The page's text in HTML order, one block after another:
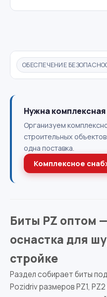
ОБЕСПЕЧЕНИЕ
Нужна
Организуем
строительных
одна поставка.
Комплексное
Биты PZ оптом
оснастка для
стройке
Раздел собирает биты
Pozidriv размеров PZ1,